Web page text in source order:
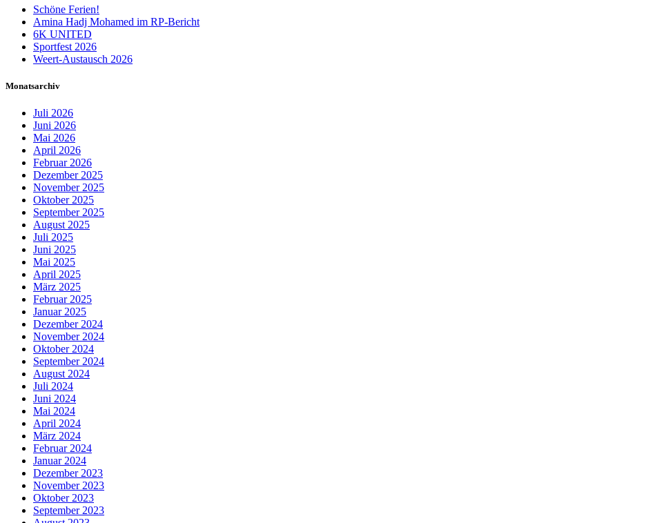
Schöne Ferien!
Amina Hadj Mohamed im RP-Bericht
6K UNITED
Sportfest 2026
Weert-Austausch 2026
Monatsarchiv
Juli 2026
Juni 2026
Mai 2026
April 2026
Februar 2026
Dezember 2025
November 2025
Oktober 2025
September 2025
August 2025
Juli 2025
Juni 2025
Mai 2025
April 2025
März 2025
Februar 2025
Januar 2025
Dezember 2024
November 2024
Oktober 2024
September 2024
August 2024
Juli 2024
Juni 2024
Mai 2024
April 2024
März 2024
Februar 2024
Januar 2024
Dezember 2023
November 2023
Oktober 2023
September 2023